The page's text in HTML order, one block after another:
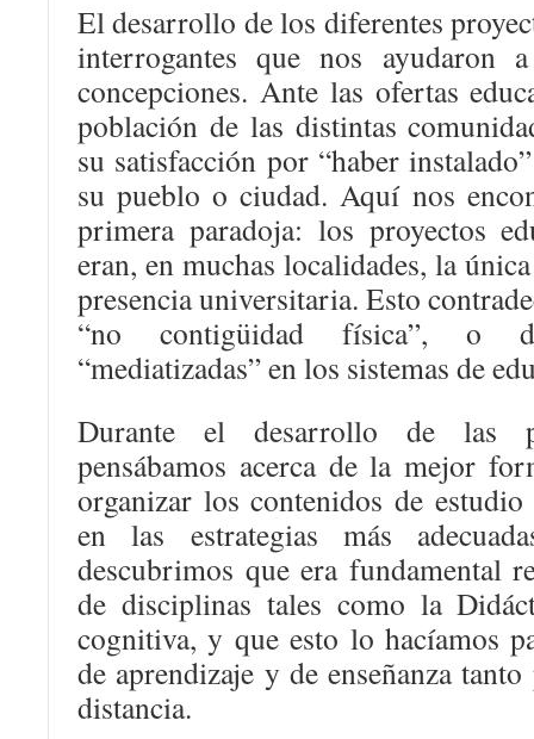
El desarrollo de los diferentes
interrogantes que nos ayudaron
concepciones. Ante las ofertas
población de las distintas
su satisfacción por “haber
su pueblo o ciudad. Aquí nos
primera paradoja: los proyectos
eran, en muchas localidades, la
presencia universitaria. Esto
“no contigüidad física”, o
“mediatizadas” en los sistemas de
Durante el desarrollo de las
pensábamos acerca de la mejor
organizar los contenidos de
en las estrategias más
descubrimos que era fundamental
de disciplinas tales como la
cognitiva, y que esto lo hacíamos
de aprendizaje y de enseñanza
distancia.